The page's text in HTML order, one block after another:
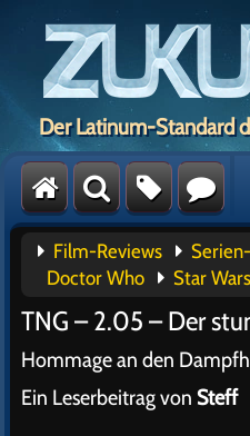
Der Latinum-Standard
Film-Reviews
Doctor Who
Star Wars
TNG – 2.05 – Der
Hommage an den
Ein Leserbeitrag von Steff